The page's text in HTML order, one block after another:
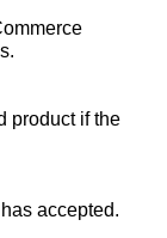
product if the
accepted.